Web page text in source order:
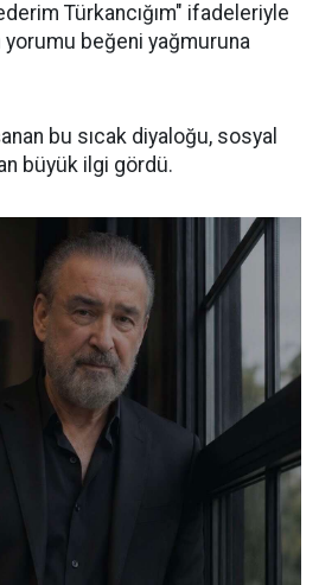
Türkancığım" ifadeleriyle
yorumu beğeni yağmuruna
bu sıcak diyaloğu, sosyal
büyük ilgi gördü.